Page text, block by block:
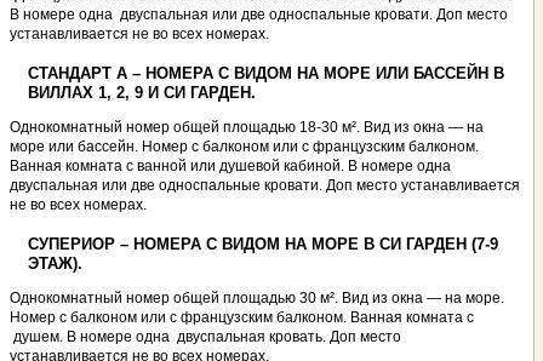
В номере одна двуспальная или две односпальные кровати. Доп место
устанавливается не во всех номерах.
СТАНДАРТ А – НОМЕРА С ВИДОМ НА МОРЕ ИЛИ БАССЕЙН В
ВИЛЛАХ 1, 2, 9 И СИ ГАРДЕН.
Однокомнатный номер общей площадью 18-30 м². Вид из окна — на
море или бассейн. Номер с балконом или с французским балконом.
Ванная комната с ванной или душевой кабиной. В номере одна
двуспальная или две односпальные кровати. Доп место устанавливается
не во всех номерах.
СУПЕРИОР – НОМЕРА С ВИДОМ НА МОРЕ В СИ ГАРДЕН (7-9
ЭТАЖ).
Однокомнатный номер общей площадью 30 м². Вид из окна — на море.
Номер с балконом или с французским балконом. Ванная комната с
душем. В номере одна двуспальная кровать. Доп место
устанавливается не во всех номерах.